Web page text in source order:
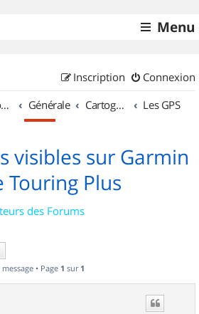
Menu
Connexion
Inscription
Accueil forum Générale Cartographie et GPS Les GPS
visibles sur Garmin
Touring Plus
des Forums
message • Page 1 sur 1